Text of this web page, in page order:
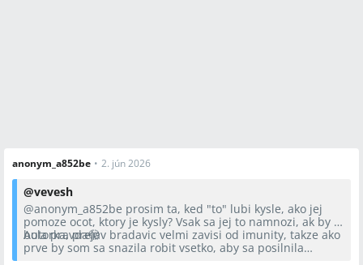
anonym_a852be • 2. jún 2026
@vevesh
@anonym_a852be prosim ta, ked "to" lubi kysle, ako jej
pomoze ocot, ktory je kysly? Vsak sa jej to namnozi, ak by to
bola pravda🫣
Autorka, prejav bradavic velmi zavisi od imunity, takze ako
prve by som sa snazila robit vsetko, aby sa posilnila